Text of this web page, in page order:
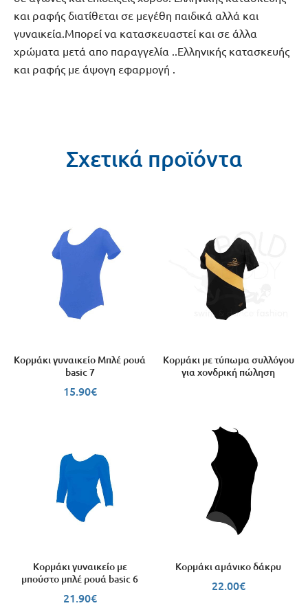
και ραφής διατίθεται σε μεγέθη παιδικά αλλά και
γυναικεία.Μπορεί να κατασκευαστεί και σε άλλα
χρώματα μετά απο παραγγελία ..Ελληνικής κατασκευής
και ραφής με άψογη εφαρμογή .
Σχετικά προϊόντα
Κορμάκι γυναικείο Μπλέ ρουά
basic 7
15.90€
Κορμάκι με τύπωμα συλλόγου
για χονδρική πώληση
Κορμάκι γυναικείο με
μπούστο μπλέ ρουά basic 6
21.90€
Κορμάκι αμάνικο δάκρυ
22.00€